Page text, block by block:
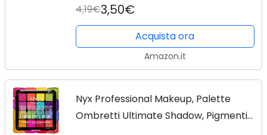
4,19€3,50€
Acquista ora
Amazon.it
Nyx Professional Makeup, Palette
Ombretti Ultimate Shadow, Pigmenti